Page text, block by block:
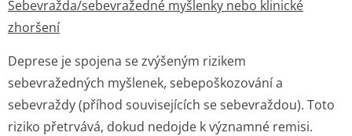
Sebevražda/se­bevražedné myšlenky nebo klinické
zhoršení
Deprese je spojena se zvýšeným rizikem
sebevražedných myšlenek, sebepoškozování a
sebevraždy (příhod souvisejících se sebevraždou). Toto
riziko přetrvává, dokud nedojde k významné remisi.